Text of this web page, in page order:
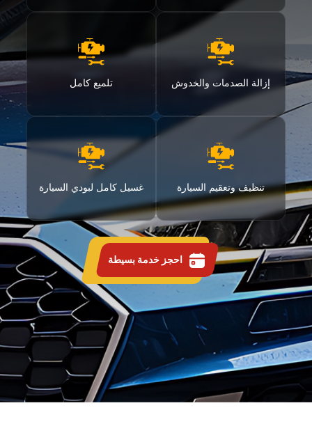
إزالة الصدمات والخدوش تلميع كامل
تنظيف وتعقيم السيارة غسيل كامل لبودي السيارة
احجز خدمة بسيطة